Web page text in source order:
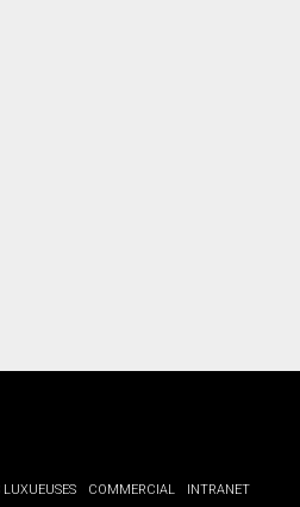
LUXUEUSES COMMERCIAL
INTRANET